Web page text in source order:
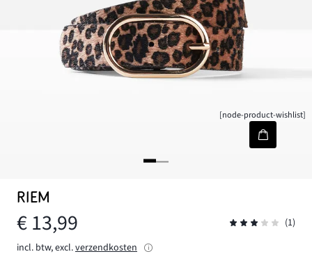
[node-product-wishlist]
RIEM
€ 13,99
(1)
incl. btw, excl.verzendkosten